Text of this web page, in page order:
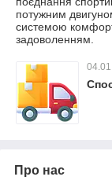
потужним
системою
задоволенням.
Про нас